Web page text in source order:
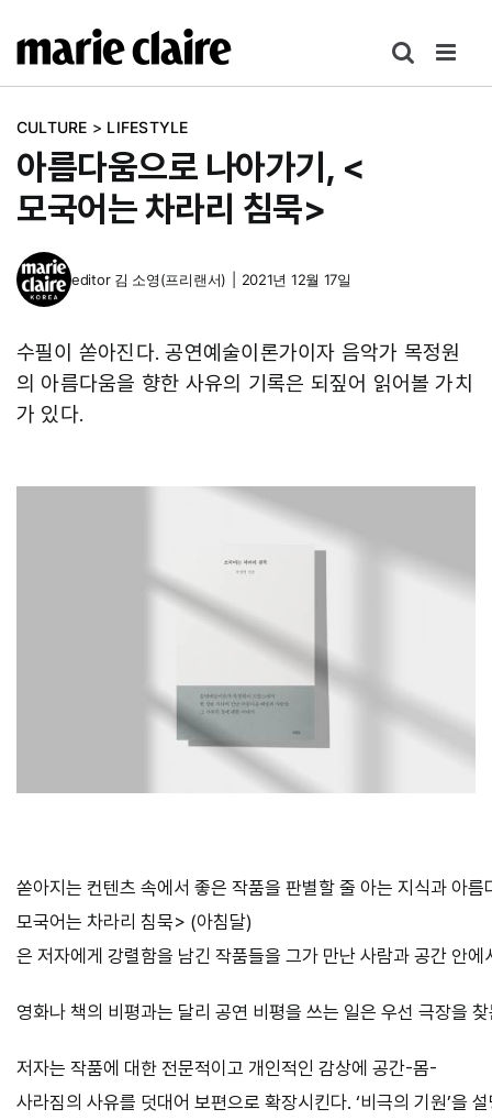
텐
건CULTURE > LIFESTYLE
아름다움으로 나아가기, <
모국어는 차라리 침묵>
editor 김 소영(프리랜서) 2021년 12월 17일
수필이 쏟아진다. 공연예술이론가이자 음악가 목정원
의 아름다움을 향한 사유의 기록은 되짚어 읽어볼 가치
가 있다.
쏟아지는 컨텐츠 속에서 좋은 작품을 판별할 줄 아는 지식과 아
모국어는 차라리 침묵> (아침달)
은 저자에게 강렬함을 남긴 작품들을 그가 만난 사람과 공간 안에
영화나 책의 비평과는 달리 공연 비평을 쓰는 일은 우선 극장을
저자는 작품에 대한 전문적이고 개인적인 감상에 공간-몸-
사라짐의 사유를 덧대어 보편으로 확장시킨다. ‘비극의 기원’을